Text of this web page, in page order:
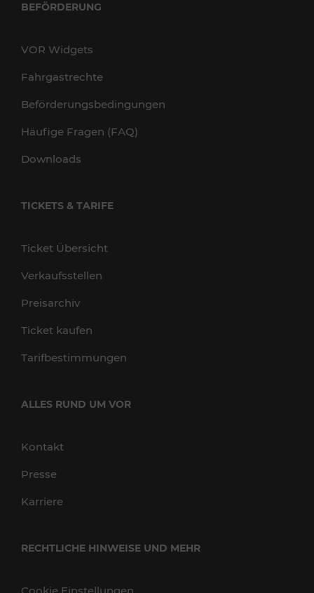
BEFÖRDERUNG
VOR Widgets
Fahrgastrechte
Beförderungsbedingungen
Häufige Fragen (FAQ)
Downloads
TICKETS & TARIFE
Ticket Übersicht
Verkaufsstellen
Preisarchiv
Ticket kaufen
Tarifbestimmungen
ALLES RUND UM VOR
Kontakt
Presse
Karriere
RECHTLICHE HINWEISE UND MEHR